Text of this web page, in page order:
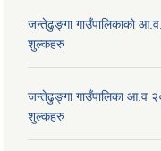
जन्तेढुङ्गा गाउँपालिकाको
शुल्कहरु
जन्तेढुङ्गा गाउँपालिका आ.व
शुल्कहरु